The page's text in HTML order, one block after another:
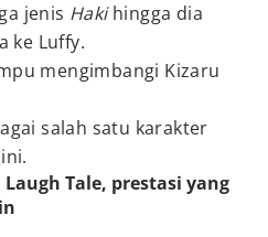
jenis Hakihingga dia
ke Luffy.
mengimbangi Kizaru
salah satu karakter
Tale, prestasi yang